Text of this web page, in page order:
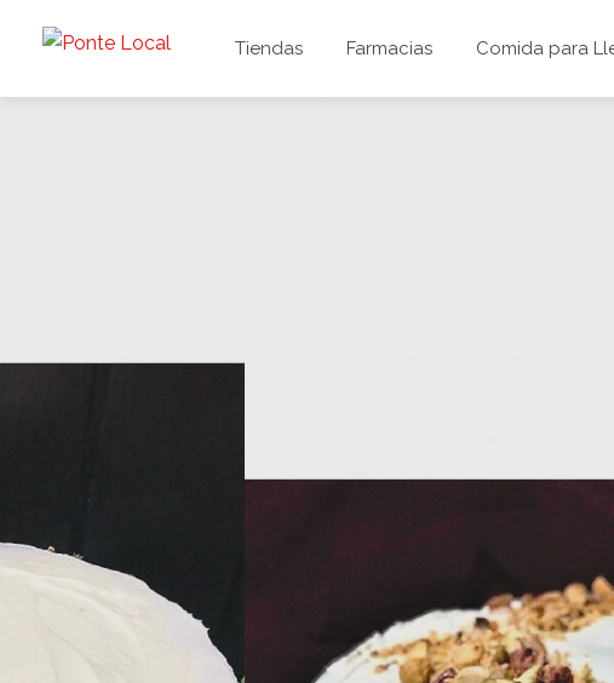
Tiendas Farmacias Comida para